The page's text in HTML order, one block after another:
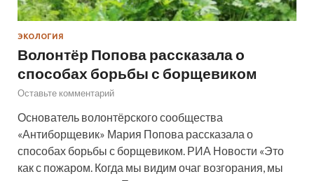
ЭКОЛОГИЯ
Волонтёр Попова рассказала о
способах борьбы с борщевиком
Оставьте комментарий
Основатель волонтёрского сообщества
«Антиборщевик» Мария Попова рассказала о
способах борьбы с борщевиком. РИА Новости «Это
как с пожаром. Когда мы видим очаг возгорания, мы